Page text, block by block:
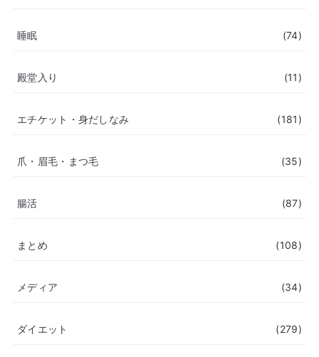
睡眠 (74)
殿堂入り (11)
エチケット・身だしなみ (181)
爪・眉毛・まつ毛 (35)
腸活 (87)
まとめ (108)
メディア (34)
ダイエット (279)